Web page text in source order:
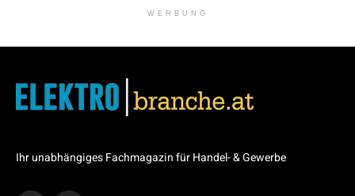
WERBUNG
Ihr unabhängiges Fachmagazin für Handel- & Gewerbe